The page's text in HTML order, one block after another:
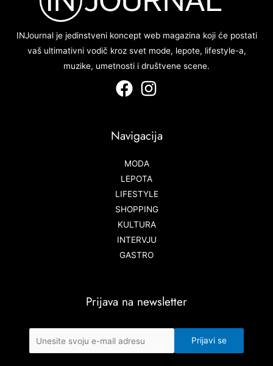
INJournal je jedinstveni koncept web magazina koji će postati
vaš ultimativni vodič kroz svet mode, lepote, lifestyle-a,
muzike, umetnosti i društvene scene.
Navigacija
MODA
LEPOTA
LIFESTYLE
SHOPPING
KULTURA
INTERVJU
GASTRO
Prijava na newsletter